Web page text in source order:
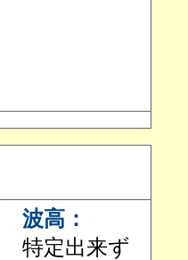
波高：
特定出来ず